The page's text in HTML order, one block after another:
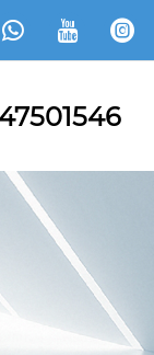
  